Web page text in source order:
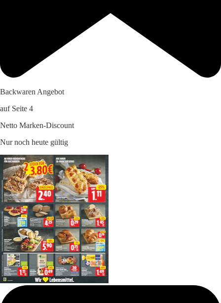
Backwaren Angebot
auf Seite 4
Netto Marken-Discount
Nur noch heute gültig